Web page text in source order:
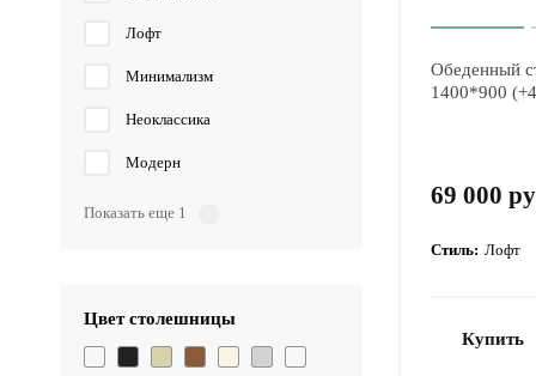
Лофт
Минимализм
Неоклассика
Модерн
Показать еще 1
Цвет столешницы
Обеденный
1400*900
69 000
Стиль: Лофт
Купить